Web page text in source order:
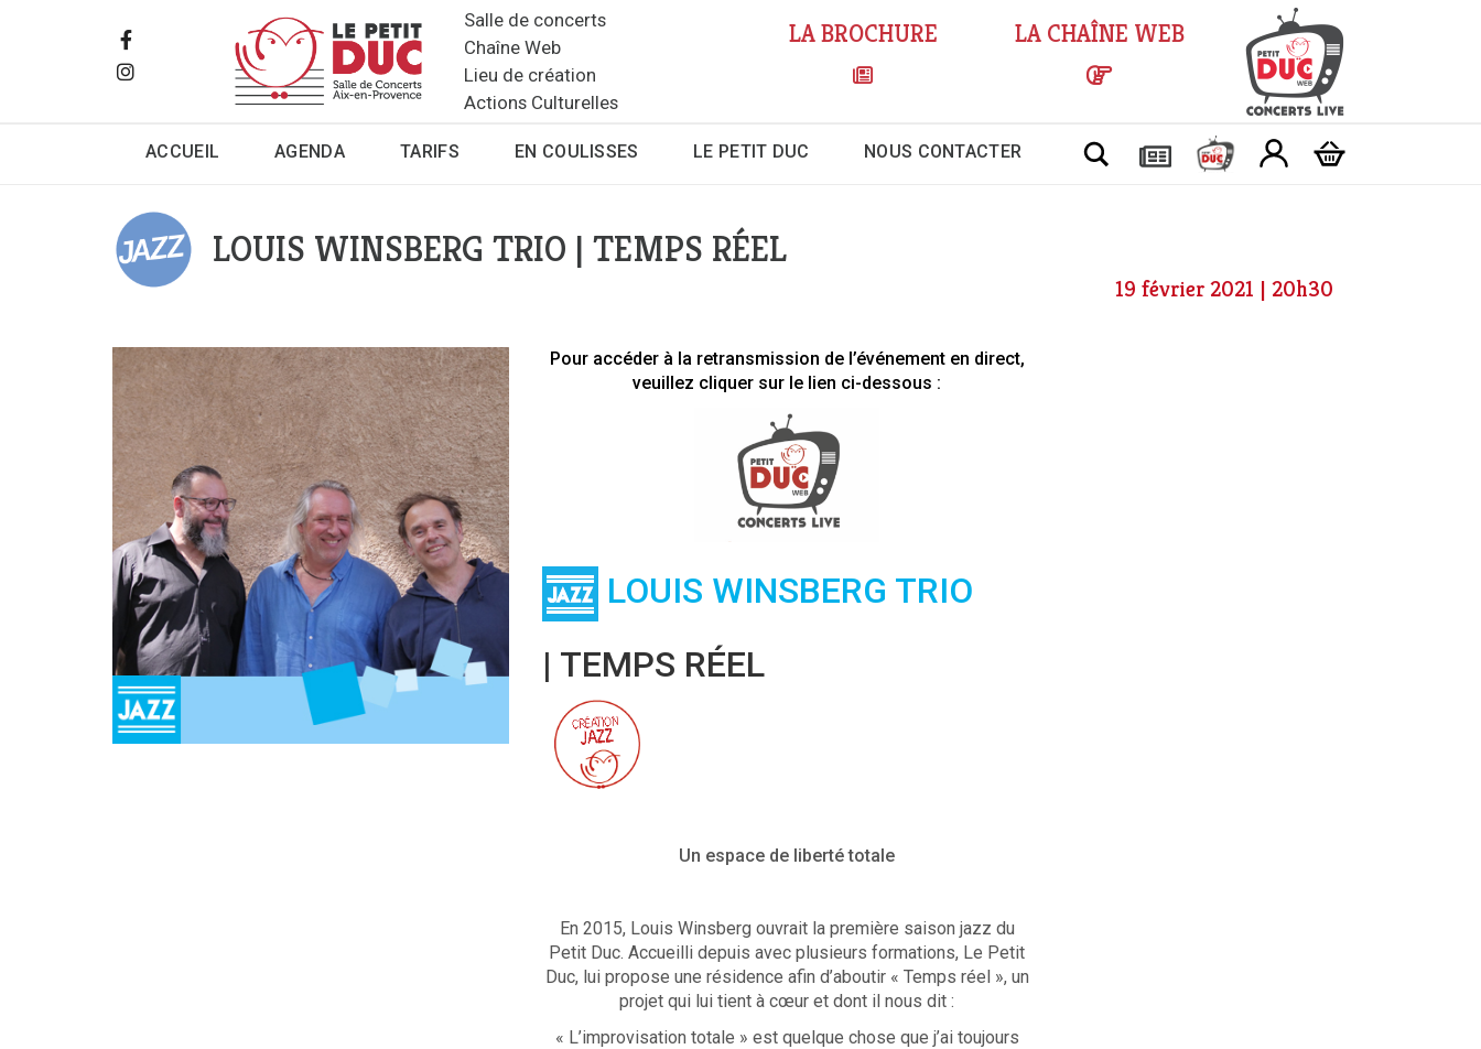
Salle de concerts
Chaîne Web
Lieu de création
Actions Culturelles
LA BROCHURE LA CHAÎNE WEB
ACCUEIL AGENDA TARIFS EN COULISSES LE PETIT DUC NOUS CONTACTER Chercher
LOUIS WINSBERG TRIO | TEMPS RÉEL
19 février 2021 | 20h30
Pour accéder à la retransmission de l’événement en direct,
veuillez cliquer sur le lien ci-dessous :
LOUIS WINSBERG TRIO
| TEMPS RÉEL
Un espace de liberté totale
En 2015, Louis Winsberg ouvrait la première saison jazz du
Petit Duc. Accueilli depuis avec plusieurs formations, Le Petit
Duc, lui propose une résidence afin d’aboutir « Temps réel », un
projet qui lui tient à cœur et dont il nous dit :
« L’improvisation totale » est quelque chose que j’ai toujours